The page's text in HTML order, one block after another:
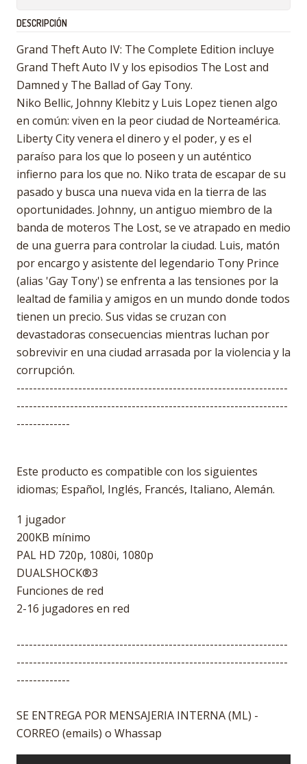
DESCRIPCIÓN
Grand Theft Auto IV: The Complete Edition incluye
Grand Theft Auto IV y los episodios The Lost and
Damned y The Ballad of Gay Tony.
Niko Bellic, Johnny Klebitz y Luis Lopez tienen algo
en común: viven en la peor ciudad de Norteamérica.
Liberty City venera el dinero y el poder, y es el
paraíso para los que lo poseen y un auténtico
infierno para los que no. Niko trata de escapar de su
pasado y busca una nueva vida en la tierra de las
oportunidades. Johnny, un antiguo miembro de la
banda de moteros The Lost, se ve atrapado en medio
de una guerra para controlar la ciudad. Luis, matón
por encargo y asistente del legendario Tony Prince
(alias 'Gay Tony') se enfrenta a las tensiones por la
lealtad de familia y amigos en un mundo donde todos
tienen un precio. Sus vidas se cruzan con
devastadoras consecuencias mientras luchan por
sobrevivir en una ciudad arrasada por la violencia y la
corrupción.
------------------------------------------------------------------
------------------------------------------------------------------
-------------
Este producto es compatible con los siguientes
idiomas; Español, Inglés, Francés, Italiano, Alemán.
1 jugador
200KB mínimo
PAL HD 720p, 1080i, 1080p
DUALSHOCK®3
Funciones de red
2-16 jugadores en red
------------------------------------------------------------------
------------------------------------------------------------------
-------------
SE ENTREGA POR MENSAJERIA INTERNA (ML) -
CORREO (emails) o Whassap